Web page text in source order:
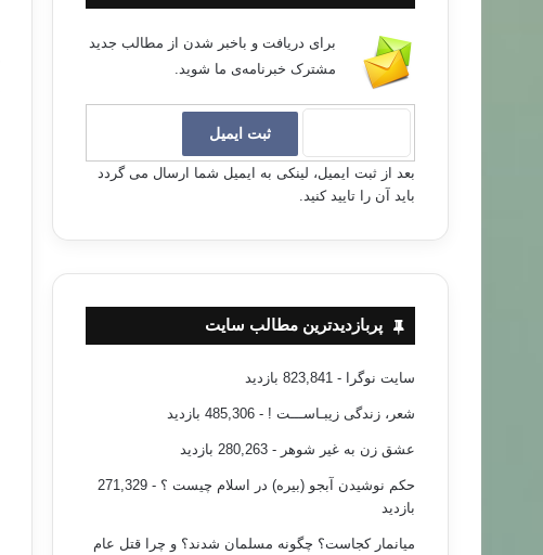
برای دریافت و باخبر شدن از مطالب جدید
مشترک خبرنامه‌ی ما شوید.
بعد از ثبت ایمیل، لینکی به ایمیل شما ارسال می گردد
باید آن را تایید کنید.
پربازدیدترین مطالب سایت
سایت نوگرا - 823,841 بازدید
شعر، زندگی زیبـاســـت ! - 485,306 بازدید
عشق زن به غیر شوهر - 280,263 بازدید
حکم نوشیدن آبجو (بیره) در اسلام چیست ؟
- 271,329
بازدید
میانمار کجاست؟ چگونه مسلمان شدند؟ و چرا قتل عام